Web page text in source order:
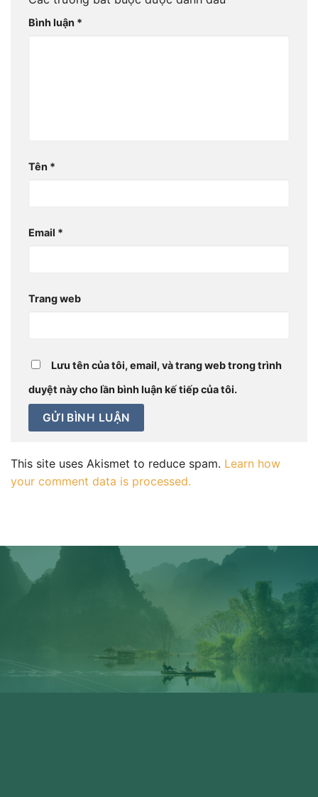
Bình luận *
Tên *
Email *
Trang web
Lưu tên của tôi, email, và trang web trong trình
duyệt này cho lần bình luận kế tiếp của tôi.
This site uses Akismet to reduce spam. Learn how
your comment data is processed.